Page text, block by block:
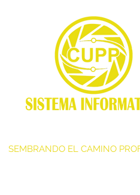
SEMBRANDO EL CAMINO